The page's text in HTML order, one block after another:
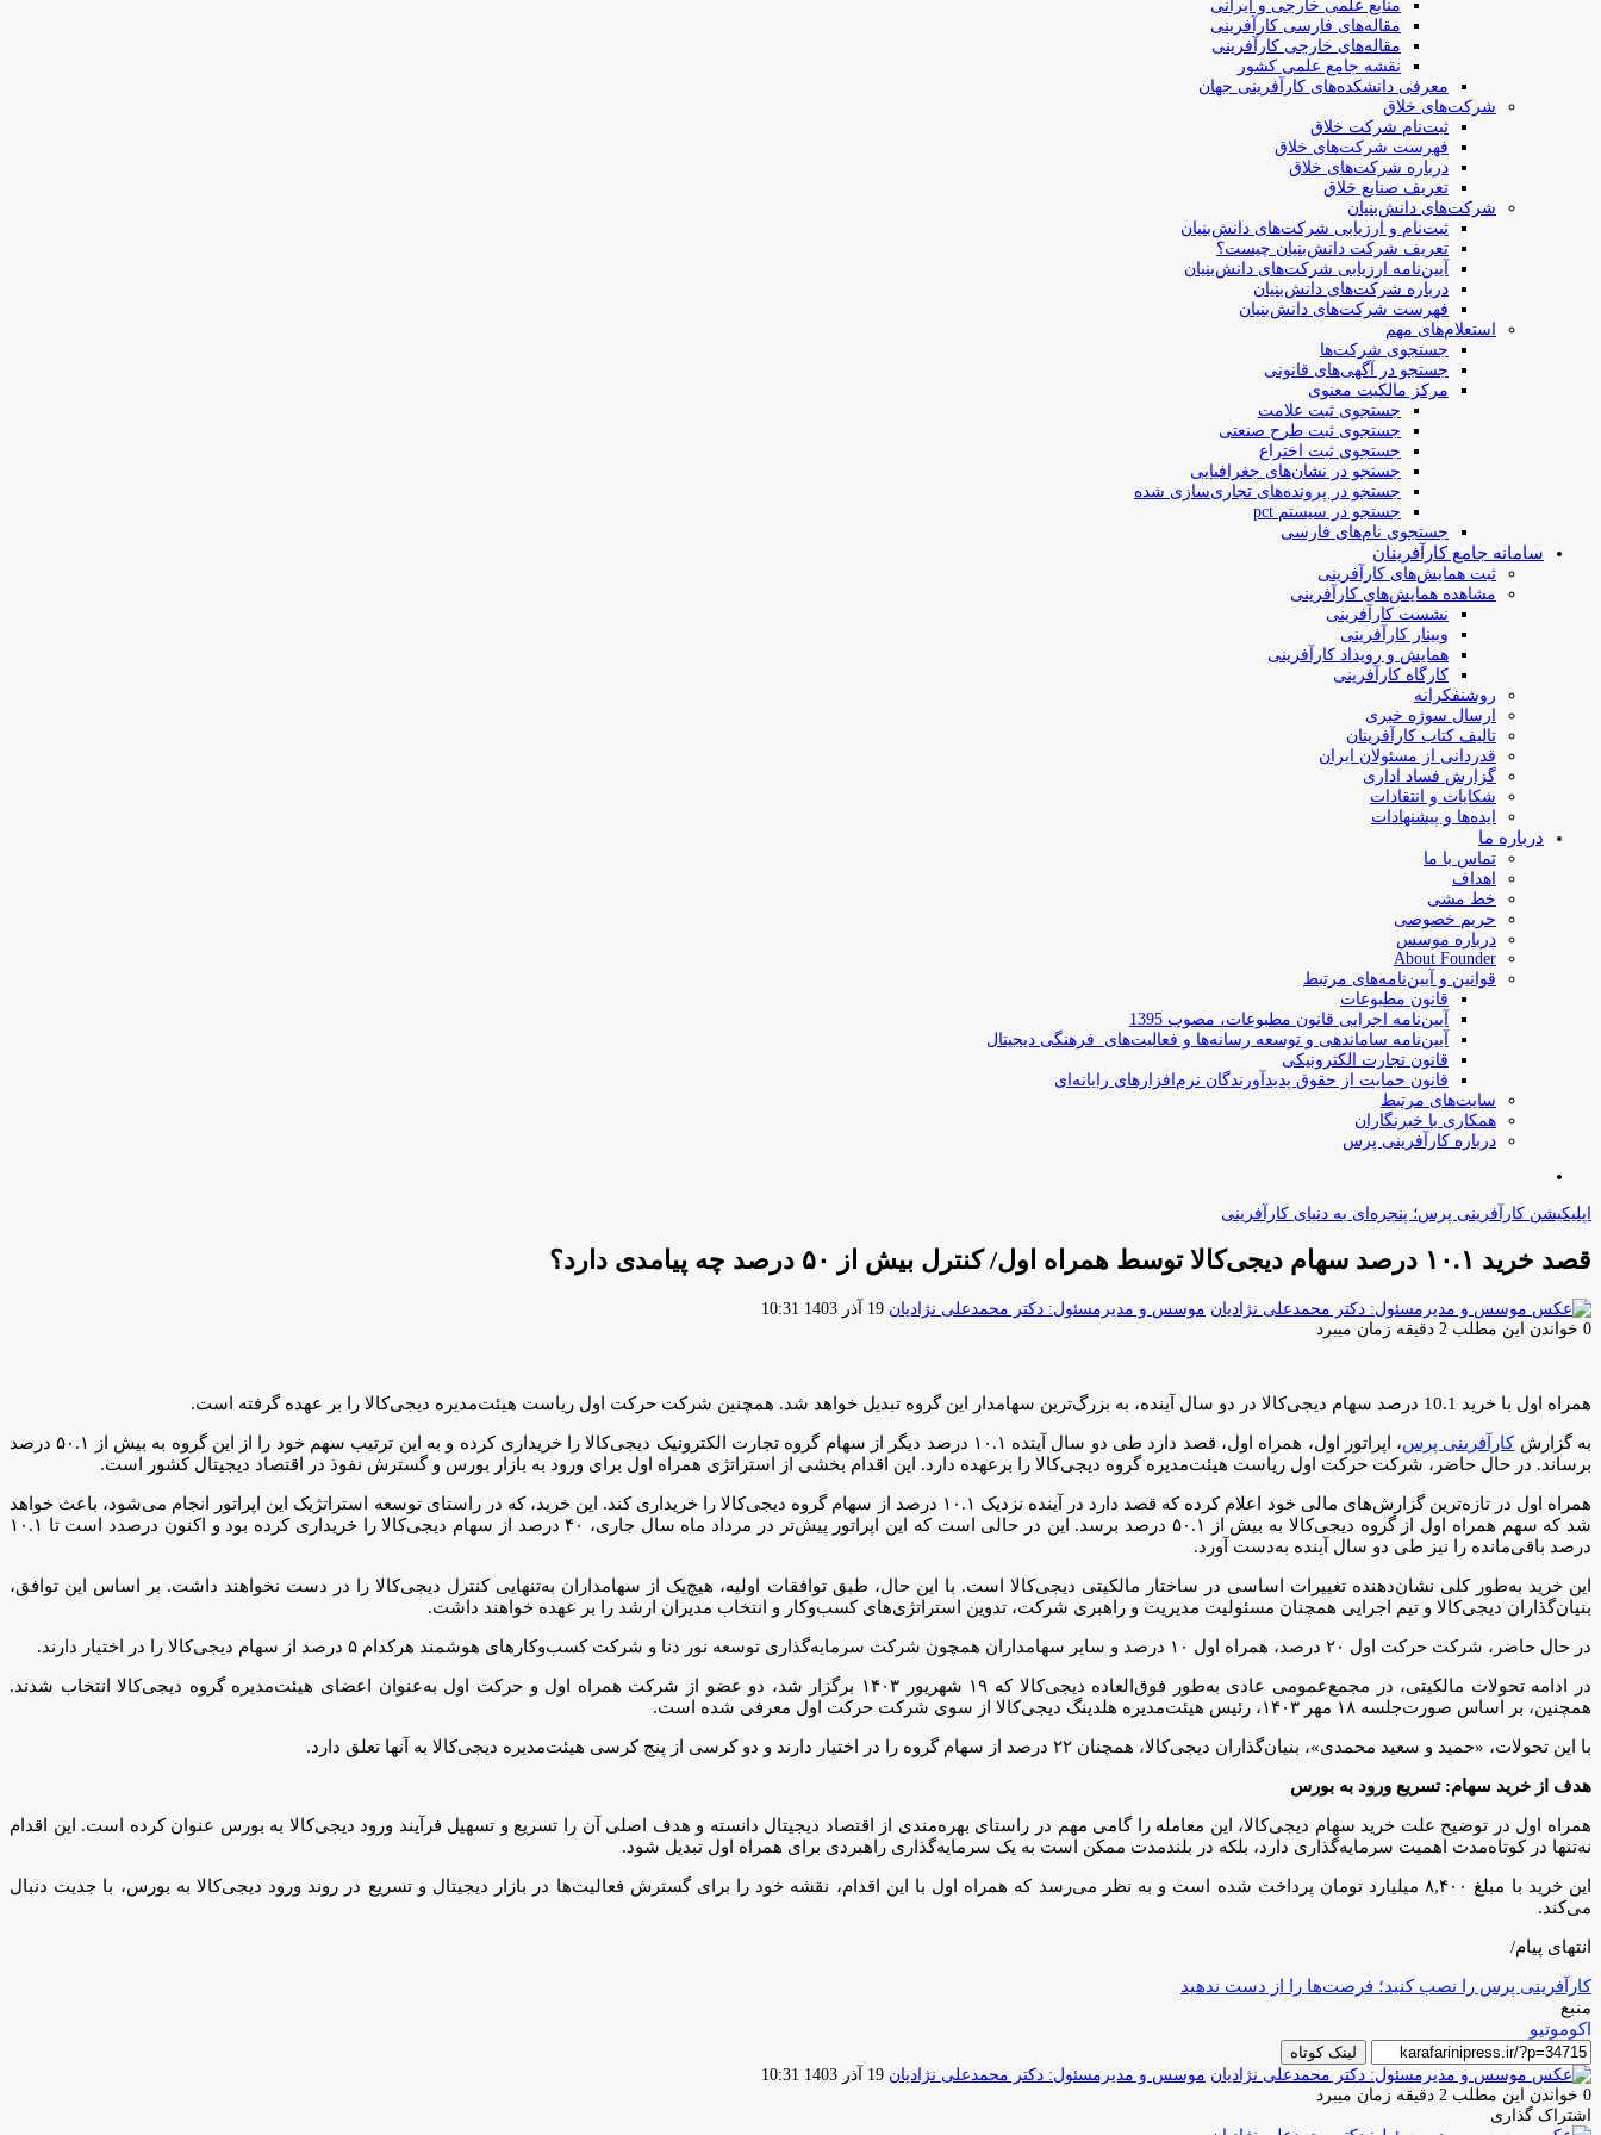
منابع علمی خارجی و ایرانی
مقاله‌های فارسی کارآفرینی
مقاله‌های خارجی کارآفرینی
نقشه جامع علمی کشور
معرفی دانشکده‌های کارآفرینی جهان
شرکت‌های خلاق
ثبت‌نام شرکت خلاق
فهرست شرکت‌های خلاق
درباره شرکت‌های خلاق
تعریف صنایع خلاق
شرکت‌های دانش‌بنیان
ثبت‌نام و ارزیابی شرکت‌های دانش‌بنیان
تعریف شرکت دانش‌بنیان چیست؟
آیین‌نامه ارزیابی شرکت‌های دانش‌بنیان
درباره شرکت‌های دانش‌بنیان
فهرست شرکت‌های دانش‌بنیان
استعلام‌های مهم
جستجوی شرکت‌ها
جستجو در آگهی‌های قانونی
مرکز مالکیت معنوی
جستجوی ثبت علامت
جستجوی ثبت طرح صنعتی
جستجوی ثبت اختراع
جستجو در نشان‌های جغرافیایی
جستجو در پرونده‌های تجاری‌سازی شده
جستجو در سیستم pct
جستجوی نام‌های فارسی
سامانه جامع کارآفرینان
ثبت همایش‌های کارآفرینی
مشاهده همایش‌های کارآفرینی
نشست کارآفرینی
وبینار کارآفرینی
همایش و رویداد کارآفرینی
کارگاه کارآفرینی
روشنفکرانه
ارسال سوژه‌ خبری
تالیف کتاب کارآفرینان
قدردانی از مسئولان ایران
گزارش فساد اداری
شکایات و انتقادات
ایده‌ها و پیشنهادات
درباره ما
تماس با ما
اهداف
خط مشی
حریم خصوصی
درباره موسس
About Founder
قوانین و آیین‌نامه‌های مرتبط
‌قانون مطبوعات
آیین‌نامه اجرایی قانون مطبوعات، مصوب 1395
آیین‌نامه سامان­دهی و توسعه رسانه­‌ها و فعالیت‌­های فرهنگی دیجیتال
قانون تجارت الکترونیکی
قانون حمایت از حقوق پدیدآورندگان نرم‌افزارهای رایانه‌ای
سایت‌های مرتبط
همکاری با خبرنگاران
درباره کارآفرینی پرس
اپلیکیشن کارآفرینی پرس؛ پنجره‌ای به دنیای کارآفرینی
قصد خرید ۱۰.۱ درصد سهام دیجی‌کالا توسط همراه اول/ کنترل بیش از ۵۰ درصد چه پیامدی دارد؟
موسس و مدیرمسئول: دکتر محمدعلی نژادیان ارسال
19 آذر 1403 10:31
0 خواندن این مطلب 2 دقیقه زمان میبرد
همراه اول با خرید 10.1 درصد سهام دیجی‌کالا در دو سال آینده، به بزرگ‌ترین سهامدار این گروه تبدیل خواهد شد. همچنین شرکت حرکت اول ریاست هیئت‌مدیره دیجی‌کالا را بر عهده گرفته است.
به گزارشکارآفرینی پرس
، اپراتور اول، همراه اول، قصد دارد طی دو سال آینده ۱۰.۱ درصد دیگر از سهام گروه تجارت الکترونیک دیجی‌کالا را خریداری کرده و به این ترتیب سهم خود را از این گروه به بیش از ۵۰.۱ درصد
برساند. در حال حاضر، شرکت حرکت اول ریاست هیئت‌مدیره گروه دیجی‌کالا را برعهده دارد. این اقدام بخشی از استراتژی همراه اول برای ورود به بازار بورس و گسترش نفوذ در اقتصاد دیجیتال کشور است.
همراه اول در تازه‌ترین گزارش‌های مالی خود اعلام کرده که قصد دارد در آینده نزدیک ۱۰.۱ درصد از سهام گروه دیجی‌کالا را خریداری کند. این خرید، که در راستای توسعه استراتژیک این اپراتور انجام می‌شود، باعث خواهد
شد که سهم همراه اول از گروه دیجی‌کالا به بیش از ۵۰.۱ درصد برسد. این در حالی است که این اپراتور پیش‌تر در مرداد ماه سال جاری، ۴۰ درصد از سهام دیجی‌کالا را خریداری کرده بود و اکنون درصدد است تا ۱۰.۱
درصد باقی‌مانده را نیز طی دو سال آینده به‌دست آورد.
این خرید به‌طور کلی نشان‌دهنده تغییرات اساسی در ساختار مالکیتی دیجی‌کالا است. با این حال، طبق توافقات اولیه، هیچ‌یک از سهامداران به‌تنهایی کنترل دیجی‌کالا را در دست نخواهند داشت. بر اساس این توافق،
بنیان‌گذاران دیجی‌کالا و تیم اجرایی همچنان مسئولیت مدیریت و راهبری شرکت، تدوین استراتژی‌های کسب‌وکار و انتخاب مدیران ارشد را بر عهده خواهند داشت.
در حال حاضر، شرکت حرکت اول ۲۰ درصد، همراه اول ۱۰ درصد و سایر سهامداران همچون شرکت سرمایه‌گذاری توسعه نور دنا و شرکت کسب‌وکارهای هوشمند هرکدام ۵ درصد از سهام دیجی‌کالا را در اختیار دارند.
در ادامه تحولات مالکیتی، در مجمع‌عمومی عادی به‌طور فوق‌العاده دیجی‌کالا که ۱۹ شهریور ۱۴۰۳ برگزار شد، دو عضو از شرکت همراه اول و حرکت اول به‌عنوان اعضای هیئت‌مدیره گروه دیجی‌کالا انتخاب شدند.
همچنین، بر اساس صورت‌جلسه ۱۸ مهر ۱۴۰۳، رئیس هیئت‌مدیره هلدینگ دیجی‌کالا از سوی شرکت حرکت اول معرفی شده است.
با این تحولات، «حمید و سعید محمدی»، بنیان‌گذاران دیجی‌کالا، همچنان ۲۲ درصد از سهام گروه را در اختیار دارند و دو کرسی از پنج کرسی هیئت‌مدیره دیجی‌کالا به آنها تعلق دارد.
هدف از خرید سهام: تسریع ورود به بورس
همراه اول در توضیح علت خرید سهام دیجی‌کالا، این معامله را گامی مهم در راستای بهره‌مندی از اقتصاد دیجیتال دانسته و هدف اصلی آن را تسریع و تسهیل فرآیند ورود دیجی‌کالا به بورس عنوان کرده است. این اقدام
نه‌تنها در کوتاه‌مدت اهمیت سرمایه‌گذاری دارد، بلکه در بلندمدت ممکن است به یک سرمایه‌گذاری راهبردی برای همراه اول تبدیل شود.
این خرید با مبلغ ۸,۴۰۰ میلیارد تومان پرداخت شده است و به نظر می‌رسد که همراه اول با این اقدام، نقشه خود را برای گسترش فعالیت‌ها در بازار دیجیتال و تسریع در روند ورود دیجی‌کالا به بورس، با جدیت دنبال
می‌کند.
انتهای پیام/
کارآفرینی پرس را نصب کنید؛ فرصت‌ها را از دست ندهید
منبع
اکوموتیو
لینک کوتاه
موسس و مدیرمسئول: دکتر محمدعلی نژادیان ارسال
19 آذر 1403 10:31
0 خواندن این مطلب 2 دقیقه زمان میبرد
اشتراک گذاری